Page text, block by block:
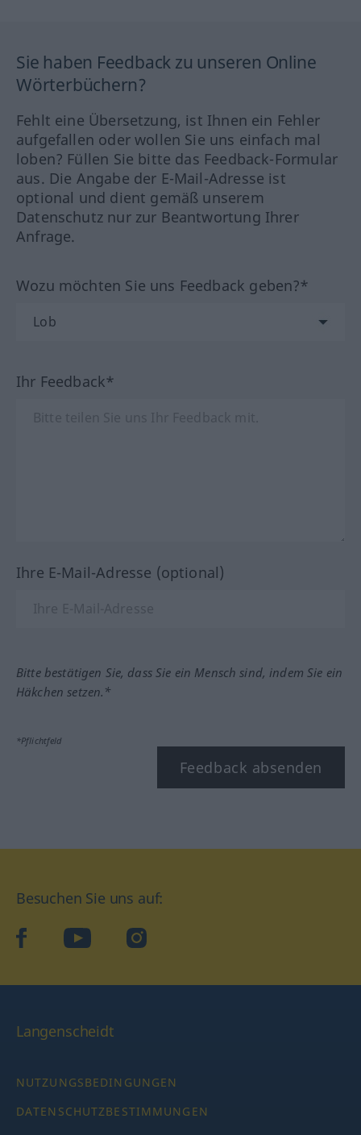
Sie haben Feedback zu unseren Online
Wörterbüchern?
Fehlt eine Übersetzung, ist Ihnen ein Fehler
aufgefallen oder wollen Sie uns einfach mal
loben? Füllen Sie bitte das Feedback-Formular
aus. Die Angabe der E-Mail-Adresse ist
optional und dient gemäß unserem
Datenschutz nur zur Beantwortung Ihrer
Anfrage.
Wozu möchten Sie uns Feedback geben?*
Ihr Feedback*
Ihre E-Mail-Adresse (optional)
Bitte bestätigen Sie, dass Sie ein Mensch sind, indem Sie ein
Häkchen setzen.*
*Pflichtfeld
Feedback absenden
Besuchen Sie uns auf:
facebookYouTube Instagram
Langenscheidt
NUTZUNGSBEDINGUNGEN
DATENSCHUTZBESTIMMUNGEN